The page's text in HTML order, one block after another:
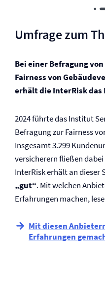
Umfrage zum
Bei einer Befragung
Fairness von
erhält die InterRisk das
2024 führte das Institut
Befragung zur Fairness
Insgesamt 3.299
versicherern fließen dabei
InterRisk erhält an dieser
„gut“. Mit welchen
Erfahrungen machen,
Mit diesen
Erfahrungen